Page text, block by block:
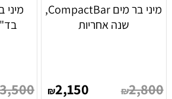
מיני בר מים CompactBar,
שנה אחריות
₪2,800
₪2,150
3,500